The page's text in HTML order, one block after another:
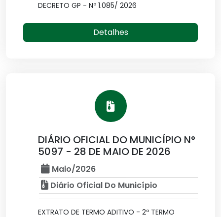
DECRETO GP - Nº 1.085/ 2026
Detalhes
DIÁRIO OFICIAL DO MUNICÍPIO N°
5097 - 28 DE MAIO DE 2026
Maio/2026
Diário Oficial Do Município
EXTRATO DE TERMO ADITIVO - 2º TERMO